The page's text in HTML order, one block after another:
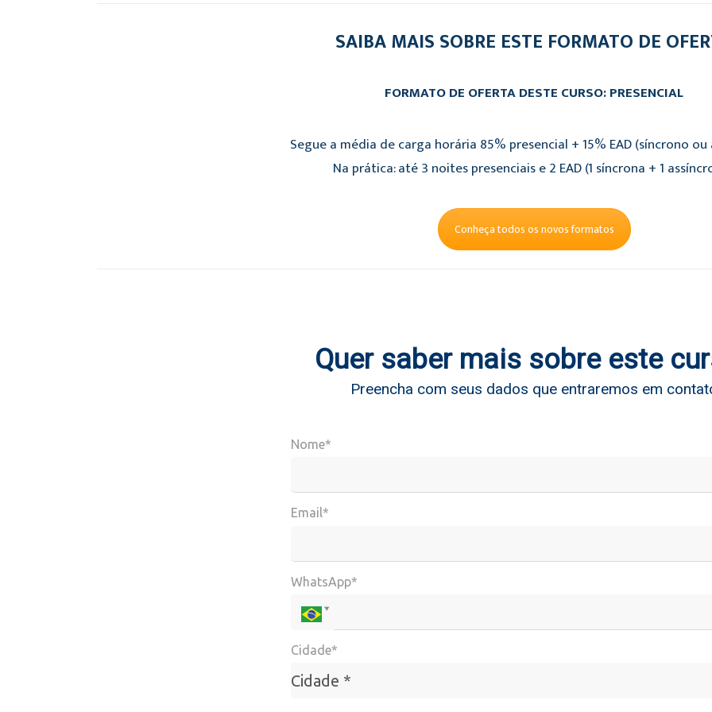
SAIBA MAIS SOBRE ESTE FORMATO DE
FORMATO DE OFERTA DESTE CURSO: PRESENCIAL
Segue a média de carga horária 85% presencial + 15% EAD (síncrono ou
Na prática: até 3 noites presenciais e 2 EAD (1 síncrona + 1
Conheça todos os novos formatos
Quer saber mais sobre este
Preencha com seus dados que entraremos em
Nome*
Email*
WhatsApp*
Cidade*
Cidade *
Cidade*